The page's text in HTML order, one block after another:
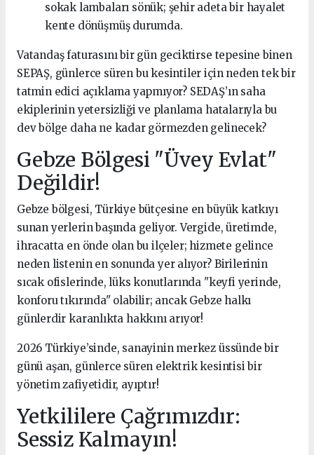
sokak lambaları sönük; şehir adeta bir hayalet
kente dönüşmüş durumda.
Vatandaş faturasını bir gün geciktirse tepesine binen
SEPAŞ, günlerce süren bu kesintiler için neden tek bir
tatmin edici açıklama yapmıyor? SEDAŞ’ın saha
ekiplerinin yetersizliği ve planlama hatalarıyla bu
dev bölge daha ne kadar görmezden gelinecek?
Gebze Bölgesi "Üvey Evlat"
Değildir!
Gebze bölgesi, Türkiye bütçesine en büyük katkıyı
sunan yerlerin başında geliyor. Vergide, üretimde,
ihracatta en önde olan bu ilçeler; hizmete gelince
neden listenin en sonunda yer alıyor? Birilerinin
sıcak ofislerinde, lüks konutlarında "keyfi yerinde,
konforu tıkırında" olabilir; ancak Gebze halkı
günlerdir karanlıkta hakkını arıyor!
2026 Türkiye’sinde, sanayinin merkez üssünde bir
günü aşan, günlerce süren elektrik kesintisi bir
yönetim zafiyetidir, ayıptır!
Yetkililere Çağrımızdır:
Sessiz Kalmayın!